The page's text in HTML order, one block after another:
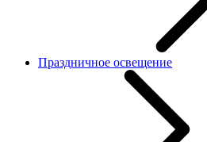
Праздничное освещение